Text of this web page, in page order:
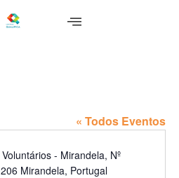
« Todos Eventos
- Mirandela, Nº
Mirandela, Portugal